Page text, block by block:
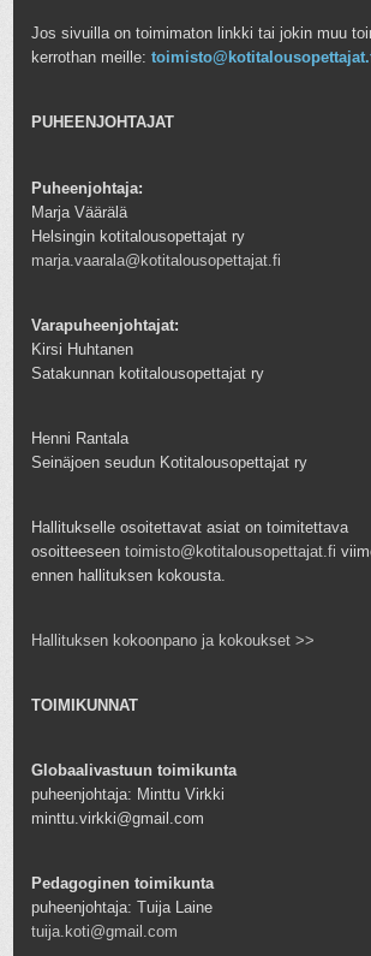
Jos sivuilla on toimimaton linkki tai jokin muu
kerrothan meille:
PUHEENJOHTAJAT
Puheenjohtaja:
Marja Väärälä
Helsingin kotitalousopettajat ry
marja.vaarala@kotitalousopettajat.fi
Varapuheenjohtajat:
Kirsi Huhtanen
Satakunnan kotitalousopettajat ry
Henni Rantala
Seinäjoen seudun Kotitalousopettajat ry
Hallitukselle osoitettavat asiat on toimitettava
osoitteeseentoimisto@kotitalousopettajat.fi
ennen hallituksen kokousta.
Hallituksen kokoonpano ja kokoukset >>
TOIMIKUNNAT
Globaalivastuun toimikunta
puheenjohtaja: Minttu Virkki
minttu.virkki@gmail.com
Pedagoginen toimikunta
puheenjohtaja: Tuija Laine
tuija.koti@gmail.com